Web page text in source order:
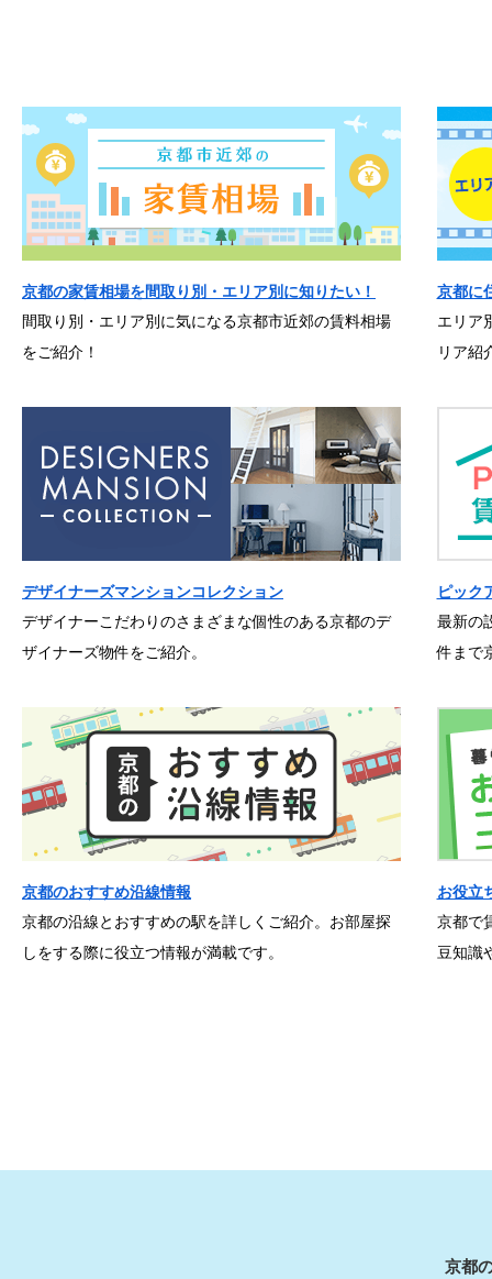
京都の家賃相場を間取り別・エリア別に知りたい！
間取り別・エリア別に気になる京都市近郊の賃料相場
をご紹介！
京都に
エリア
リア紹
デザイナーズマンションコレクション
デザイナーこだわりのさまざまな個性のある京都のデ
ザイナーズ物件をご紹介。
ピック
最新の
件まで
京都のおすすめ沿線情報
京都の沿線とおすすめの駅を詳しくご紹介。お部屋探
しをする際に役立つ情報が満載です。
お役立
京都で
豆知識
京都